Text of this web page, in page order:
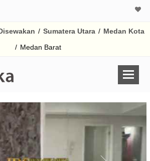
/ Sumatera Utara / Medan Kota
/ Medan Barat